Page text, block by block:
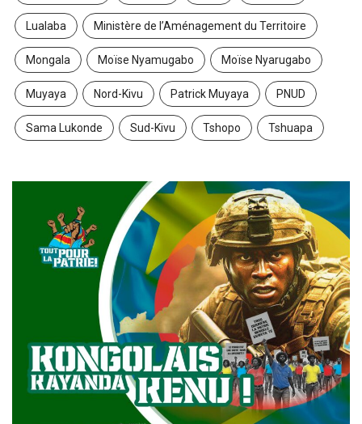
Lualaba Ministère de l’Aménagement du Territoire
Mongala Moïse Nyamugabo Moïse Nyarugabo
Muyaya Nord-Kivu Patrick Muyaya PNUD
Sama Lukonde Sud-Kivu Tshopo Tshuapa